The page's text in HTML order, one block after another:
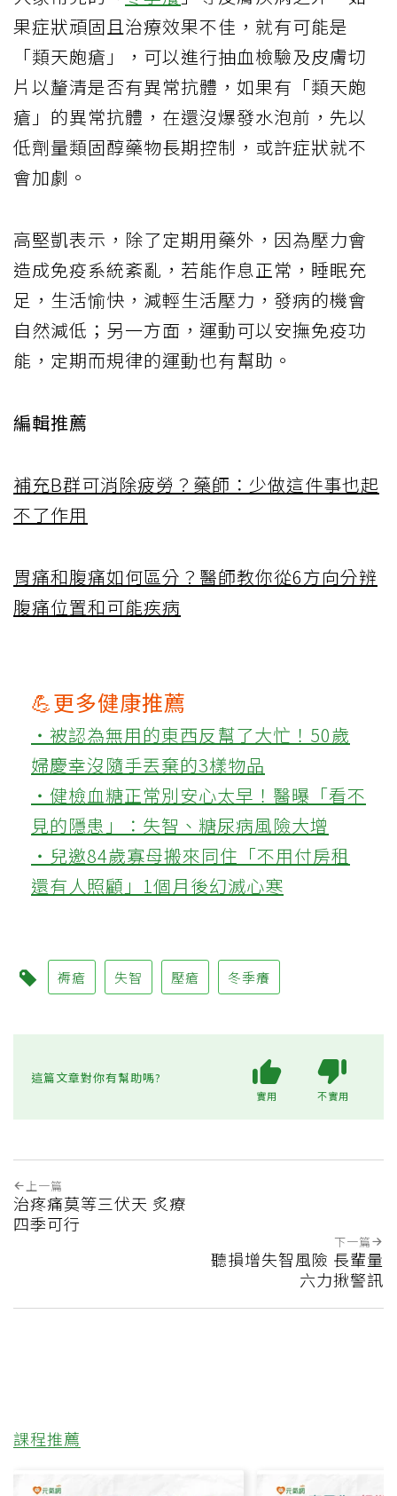
果症狀頑固且治療效果不佳，就有可能是
「類天皰瘡」，可以進行抽血檢驗及皮膚切
片以釐清是否有異常抗體，如果有「類天皰
瘡」的異常抗體，在還沒爆發水泡前，先以
低劑量類固醇藥物長期控制，或許症狀就不
會加劇。
高堅凱表示，除了定期用藥外，因為壓力會
造成免疫系統紊亂，若能作息正常，睡眠充
足，生活愉快，減輕生活壓力，發病的機會
自然減低；另一方面，運動可以安撫免疫功
能，定期而規律的運動也有幫助。
編輯推薦
補充B群可消除疲勞？藥師：少做這件事也起
不了作用
胃痛和腹痛如何區分？醫師教你從6方向分辨
腹痛位置和可能疾病
💪更多健康推薦
‧被認為無用的東西反幫了大忙！50歲
婦慶幸沒隨手丟棄的3樣物品
‧健檢血糖正常別安心太早！醫曝「看不
見的隱患」：失智、糖尿病風險大增
‧兒邀84歲寡母搬來同住「不用付房租
還有人照顧」1個月後幻滅心寒
褥瘡 失智 壓瘡 冬季癢
這篇文章對你有幫助嗎?
實用 不實用
上一篇
治疼痛莫等三伏天 炙療
四季可行
下一篇
聽損增失智風險 長輩量
六力揪警訊
課程推薦